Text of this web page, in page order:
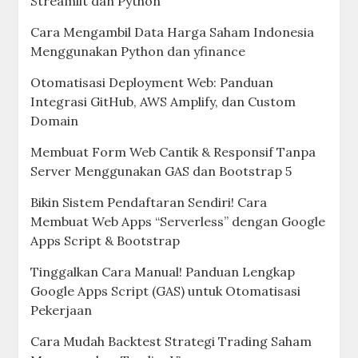
Cara Mengambil Data Harga Saham Indonesia
Menggunakan Python dan yfinance
Otomatisasi Deployment Web: Panduan
Integrasi GitHub, AWS Amplify, dan Custom
Domain
Membuat Form Web Cantik & Responsif Tanpa
Server Menggunakan GAS dan Bootstrap 5
Bikin Sistem Pendaftaran Sendiri! Cara
Membuat Web Apps “Serverless” dengan Google
Apps Script & Bootstrap
Tinggalkan Cara Manual! Panduan Lengkap
Google Apps Script (GAS) untuk Otomatisasi
Pekerjaan
Cara Mudah Backtest Strategi Trading Saham